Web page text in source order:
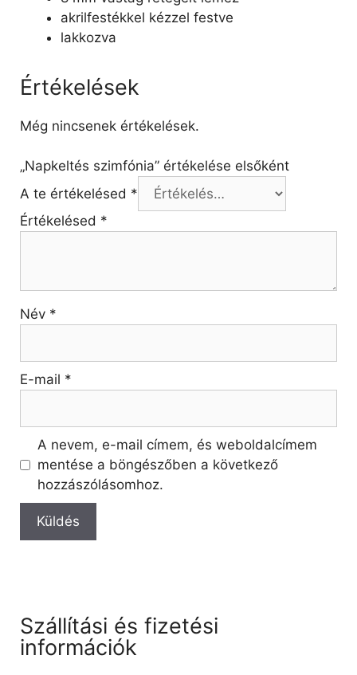
akrilfestékkel kézzel festve
lakkozva
Értékelések
Még nincsenek értékelések.
„Napkeltés szimfónia” értékelése elsőként
A te értékelésed *
Értékelésed *
Név *
E-mail *
A nevem, e-mail címem, és weboldalcímem
mentése a böngészőben a következő
hozzászólásomhoz.
Szállítási és fizetési
információk